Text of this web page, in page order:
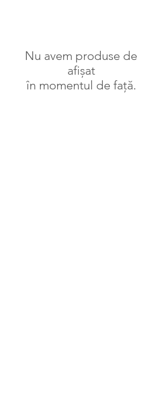
Nu avem produse de
afișat
în momentul de față.